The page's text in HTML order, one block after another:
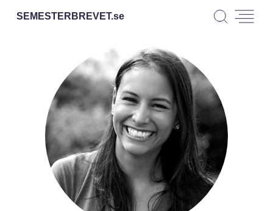
SEMESTERBREVET.se